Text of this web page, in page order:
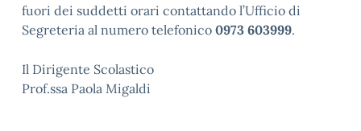
fuori dei suddetti orari contattando l’Ufficio di
Segreteria al numero telefonico 0973 603999.
Il Dirigente Scolastico
Prof.ssa Paola Migaldi